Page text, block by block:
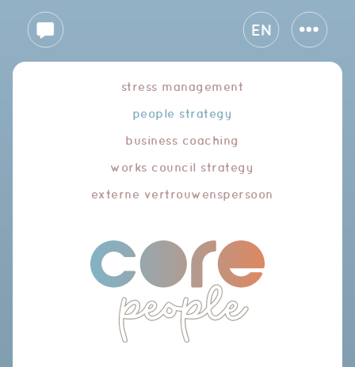
EN
stress management
people strategy
business coaching
works council strategy
externe vertrouwenspersoon